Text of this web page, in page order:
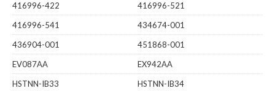
416996-422
416996-521
416996-541
434674-001
436904-001
451868-001
EV087AA
EX942AA
HSTNN-IB33
HSTNN-IB34